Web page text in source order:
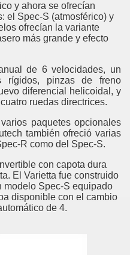
y ahora se ofrecían
el Spec-S (atmosférico) y
ofrecían la variante
más grande y efecto
de 6 velocidades, un
rígidos, pinzas de freno
diferencial helicoidal, y
ruedas directrices.
paquetes opcionales
también ofreció varias
R como del Spec-S.
con capota dura
El Varietta fue construido
modelo Spec-S equipado
disponible con el cambio
de 4.